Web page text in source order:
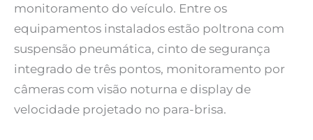
monitoramento do veículo. Entre os
equipamentos instalados estão poltrona com
suspensão pneumática, cinto de segurança
integrado de três pontos, monitoramento por
câmeras com visão noturna e display de
velocidade projetado no para-brisa.